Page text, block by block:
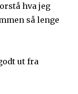
hva jeg
så lenge
ut fra